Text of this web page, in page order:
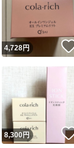
いね！
4,728円
いね！
8,300円